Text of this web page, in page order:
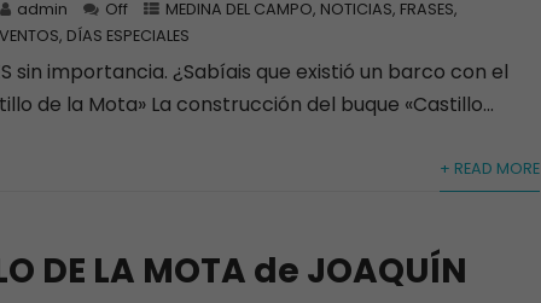
admin Off MEDINA DEL CAMPO, NOTICIAS, FRASES,
DÍAS ESPECIALES
sin importancia. ¿Sabíais que existió un barco con el
de la Mota» La construcción del buque «Castillo...
+ READ MORE
DE LA MOTA de JOAQUÍN